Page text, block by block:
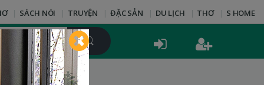
SÁCH NÓI TRUYỆN ĐẶC SẢN DU LỊCH THƠ S HOME